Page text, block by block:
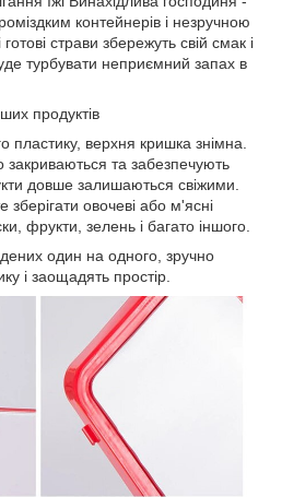
контейнерів і незручною
страви збережуть свій смак і
турбувати неприємний запах в
продуктів
пластику, верхня кришка знімна.
закриваються та забезпечують
довше залишаються свіжими.
овочеві або м'ясні
фрукти, зелень і багато іншого.
один на одного, зручно
і заощадять простір.